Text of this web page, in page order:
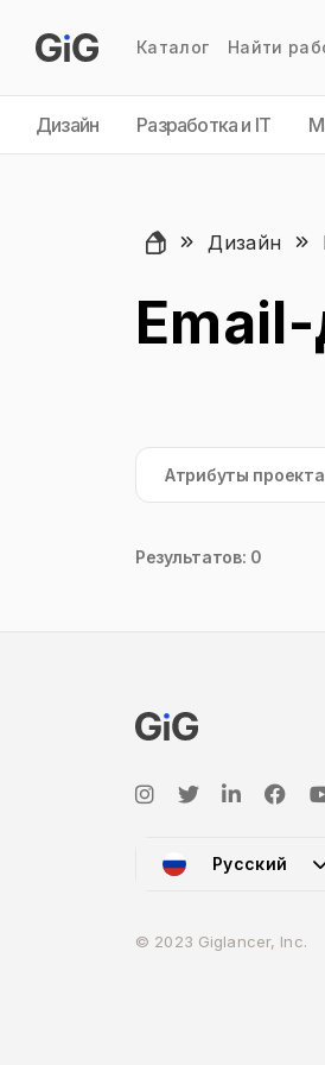
Каталог Найти
Дизайн Разработка и IT
Дизайн
Результатов: 0
Русский
© 2023 Giglancer, Inc.